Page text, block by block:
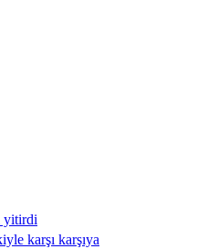
yitirdi
karşı karşıya